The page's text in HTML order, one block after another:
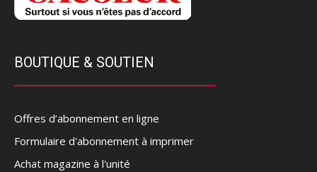
BOUTIQUE & SOUTIEN
Offres d’abonnement en ligne
Formulaire d'abonnement à imprimer
Achat magazine à l'unité